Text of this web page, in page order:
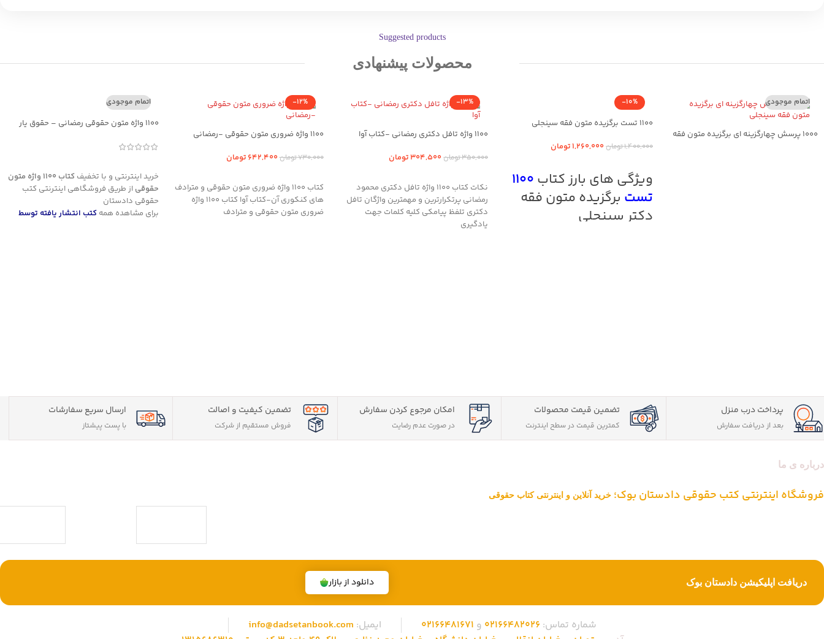
Suggested products
محصولات پیشنهادی
اتمام موجودی
1000 پرسش چهارگزینه ای برگزیده متون فقه
-10%
1100 تست برگزیده متون فقه سینجلی
1,400,000تومان1,260,000تومان
ویژگی های بارز کتاب 1100
تست برگزیده متون فقه
دکتر سینجلی
-13%
1100 واژه تافل دکتری رمضانی -کتاب آوا
350,000تومان304,500تومان
نکات کتاب 1100 واژه تافل دکتری محمود
رمضانی پرتکرارترین و مهمترین واژگان تافل
دکتری تلفظ پیامکی کلیه کلمات جهت
یادگیری
-12%
1100 واژه ضروری متون حقوقی -رمضانی
730,000تومان642,400 تومان
کتاب 1100 واژه ضروری متون حقوقی و مترادف
های کنکوری آن-کتاب آوا کتاب 1100 واژه
ضروری متون حقوقی و مترادف
اتمام موجودی
1100 واژه متون حقوقی رمضانی – حقوق یار
خرید اینترنتی و با تخفیف
کتاب 1100 واژه متون
حقوقی از طریق فروشگاهی اینترنتی کتب
حقوقی دادستان
برای مشاهده همهکتب انتشار یافته توسط
پرداخت درب منزل
بعد از دریافت سفارش
تضمین قیمت محصولات
کمترین قیمت در سطح اینترنت
امکان مرجوع کردن سفارش
در صورت عدم رضایت
تضمین کیفیت و اصالت
فروش مستقیم از شرکت
ارسال سریع سفارشات
با پست پیشتاز
درباره ی ما
فروشگاه اینترنتی کتب حقوقی دادستان بوک؛ خرید آنلاین و اینترنتی کتاب حقوقی
دریافت اپلیکیشن دادستان بوک دانلود از بازار
شماره تماس:02166482026 و 02166481671 ایمیل: info@dadsetanbook.com